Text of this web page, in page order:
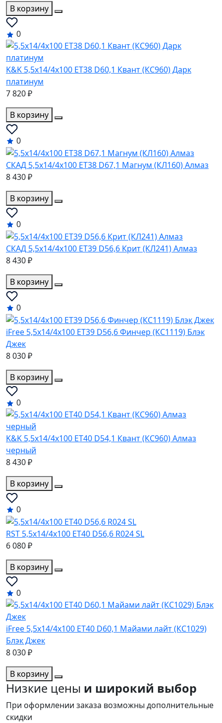
В корзину
0
K&K 5,5x14/4x100 ET38 D60,1 Квант (КС960) Дарк
платинум
7 820 ₽
В корзину
0
СКАД 5,5x14/4x100 ET38 D67,1 Магнум (КЛ160) Алмаз
8 430 ₽
В корзину
0
СКАД 5,5x14/4x100 ET39 D56,6 Крит (КЛ241) Алмаз
8 430 ₽
В корзину
0
iFree 5,5x14/4x100 ET39 D56,6 Финчер (КС1119) Блэк
Джек
8 030 ₽
В корзину
0
K&K 5,5x14/4x100 ET40 D54,1 Квант (КС960) Алмаз
черный
8 430 ₽
В корзину
0
RST 5,5x14/4x100 ET40 D56,6 R024 SL
6 080 ₽
В корзину
0
iFree 5,5x14/4x100 ET40 D60,1 Майами лайт (КС1029)
Блэк Джек
8 030 ₽
В корзину
Низкие цены и широкий выбор
При оформлении заказа возможны дополнительные
скидки